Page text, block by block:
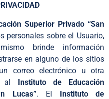
Superior Privado “San
personales sobre el Usuario,
brinde información
en alguno de los sitios
correo electrónico u otra
al Instituto de Educación
Lucas”. El Instituto de